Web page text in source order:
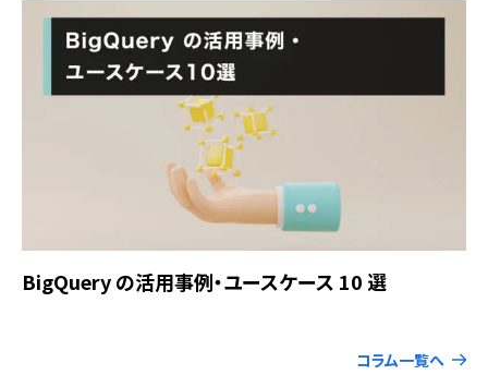
BigQuery の活用事例・ユースケース 10 選
コラム一覧へ